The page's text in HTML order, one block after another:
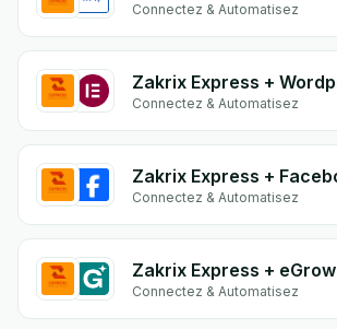
Connectez & Automatisez
Connectez & Automatisez
Connectez & Automatisez
Zakrix Express + eGrow
Connectez & Automatisez